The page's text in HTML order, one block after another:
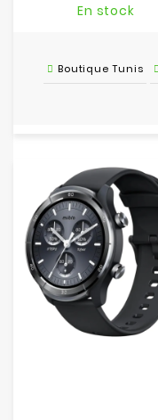
En stock
Boutique Tunis